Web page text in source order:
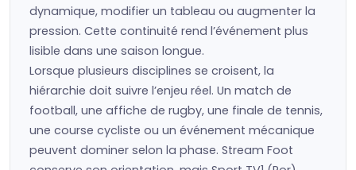
dynamique, modifier un tableau ou augmenter la
pression. Cette continuité rend l’événement plus
lisible dans une saison longue.
Lorsque plusieurs disciplines se croisent, la
hiérarchie doit suivre l’enjeu réel. Un match de
football, une affiche de rugby, une finale de tennis,
une course cycliste ou un événement mécanique
peuvent dominer selon la phase. Stream Foot